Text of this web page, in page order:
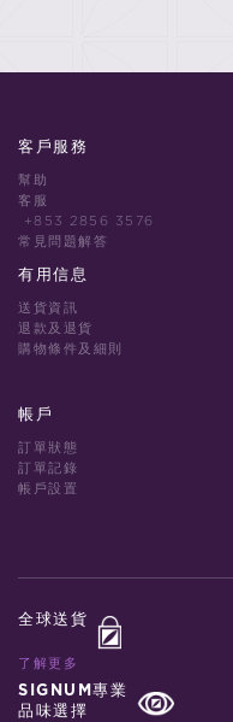
客戶服務
幫助
客服
+853 2856 3576
常見問題解答
有用信息
送貨資訊
退款及退貨
購物條件及細則
帳戶
訂單狀態
訂單記錄
帳戶設置
全球送貨
了解更多
SIGNUM專業
品味選擇